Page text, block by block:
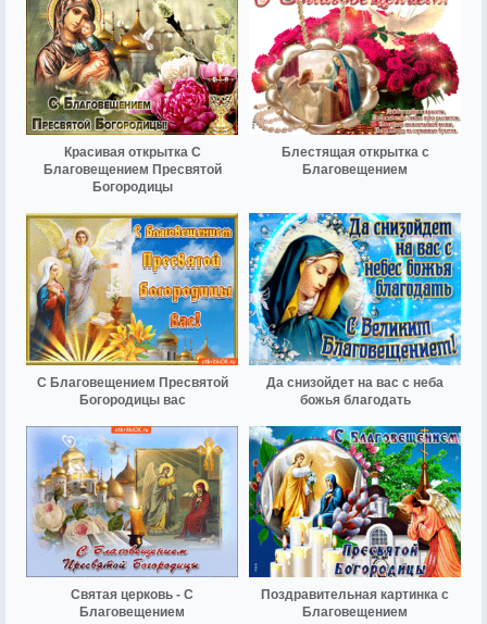
Красивая открытка С
Благовещением Пресвятой
Богородицы
Блестящая открытка с
Благовещением
С Благовещением Пресвятой
Богородицы вас
Да снизойдет на вас с неба
божья благодать
Святая церковь - С
Благовещением
Поздравительная картинка с
Благовещением